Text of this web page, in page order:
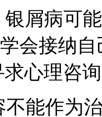
银屑病可
会接纳
心理咨
能作为